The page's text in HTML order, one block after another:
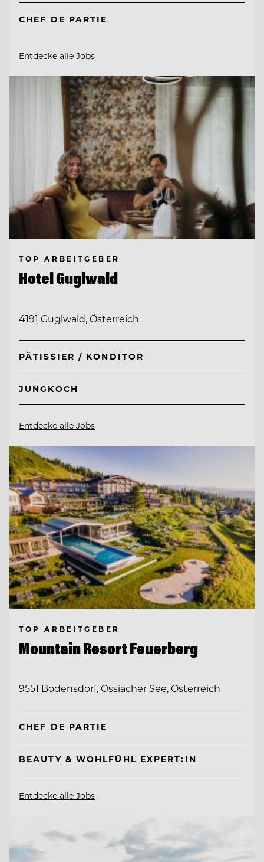
CHEF DE PARTIE
Entdecke alle Jobs
TOP ARBEITGEBER
Hotel Guglwald
4191 Guglwald, Österreich
PÂTISSIER / KONDITOR
JUNGKOCH
Entdecke alle Jobs
TOP ARBEITGEBER
Mountain Resort Feuerberg
9551 Bodensdorf, Ossiacher See, Österreich
CHEF DE PARTIE
BEAUTY & WOHLFÜHL EXPERT:IN
Entdecke alle Jobs